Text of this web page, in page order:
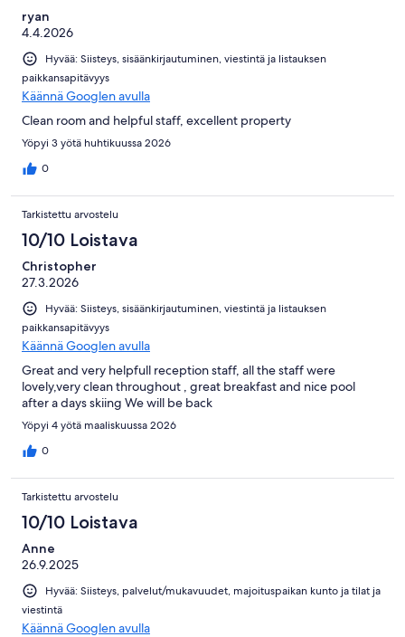
ryan
4.4.2026
Hyvää: Siisteys, sisäänkirjautuminen, viestintä ja listauksen
paikkansapitävyys
Käännä Googlen avulla
Clean room and helpful staff, excellent property
Yöpyi 3 yötä huhtikuussa 2026
0
Tarkistettu arvostelu
10/10 Loistava
Christopher
27.3.2026
Hyvää: Siisteys, sisäänkirjautuminen, viestintä ja listauksen
paikkansapitävyys
Käännä Googlen avulla
Great and very helpfull reception staff, all the staff were
lovely,very clean throughout , great breakfast and nice pool
after a days skiing We will be back
Yöpyi 4 yötä maaliskuussa 2026
0
Tarkistettu arvostelu
10/10 Loistava
Anne
26.9.2025
Hyvää: Siisteys, palvelut/mukavuudet, majoituspaikan kunto ja tilat ja
viestintä
Käännä Googlen avulla